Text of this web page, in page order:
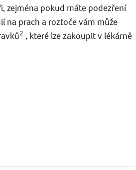
zejména pokud máte podezření
na prach a roztoče vám může
2 , které lze zakoupit v lékárně